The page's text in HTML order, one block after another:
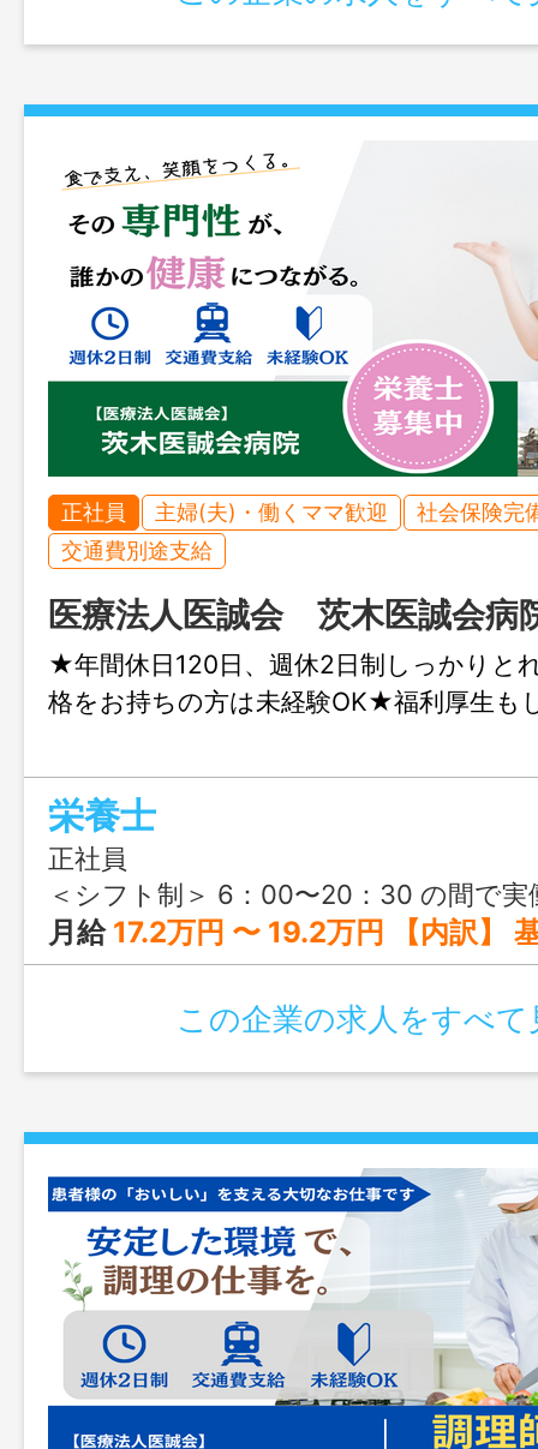
正社員 主婦(夫)・働くママ歓迎
社会保険完
交通費別途支給
医療法人医誠会 茨木医誠会病
★年間休日120日、週休2日制しっかりと
格をお持ちの方は未経験OK★福利厚生
栄養士
正社員
＜シフト制＞ 6：00〜20：30 の間で実働7.5時間（休憩60分） 勤務例 6：00～14：
月給 17.2万円 〜 19.2万円 【内訳】 基本給：135,000円～155,000円 職務手当：20,000円 調整手当：17,000円 ※経験年数に応じて加算有
この企業の求人をすべて